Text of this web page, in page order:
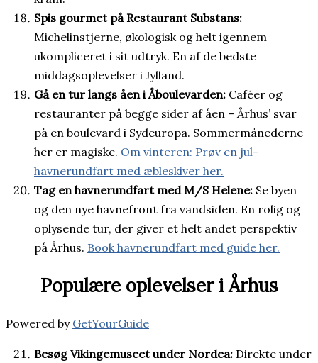
Spis gourmet på Restaurant Substans:
Michelinstjerne, økologisk og helt igennem
ukompliceret i sit udtryk. En af de bedste
middagsoplevelser i Jylland.
Gå en tur langs åen i Åboulevarden: Caféer og
restauranter på begge sider af åen – Århus’ svar
på en boulevard i Sydeuropa. Sommermånederne
her er magiske. Om vinteren: Prøv en jul-
havnerundfart med æbleskiver her.
Tag en havnerundfart med M/S Helene: Se byen
og den nye havnefront fra vandsiden. En rolig og
oplysende tur, der giver et helt andet perspektiv
på Århus. Book havnerundfart med guide her.
Populære oplevelser i Århus
Powered by GetYourGuide
Besøg Vikingemuseet under Nordea: Direkte under